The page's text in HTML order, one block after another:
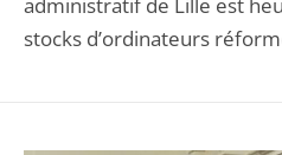
stocks d’ordinateurs